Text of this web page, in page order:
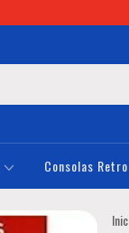
Consolas Retro